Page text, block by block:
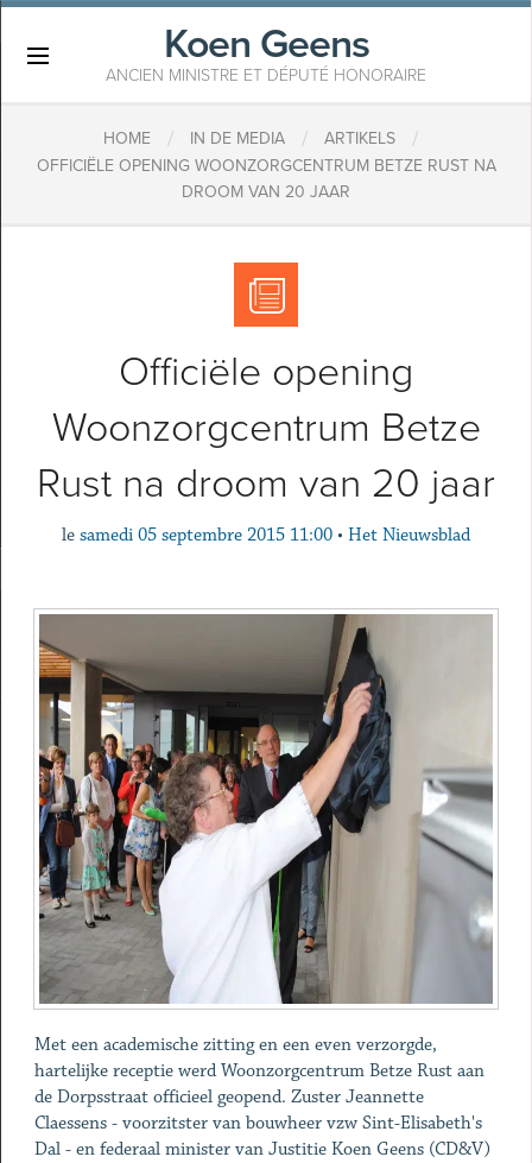
Koen Geens
ANCIEN MINISTRE ET DÉPUTÉ HONORAIRE
HOME / IN DE MEDIA / ARTIKELS /
OFFICIËLE OPENING WOONZORGCENTRUM BETZE RUST NA
DROOM VAN 20 JAAR
Officiële opening
Woonzorgcentrum Betze
Rust na droom van 20 jaar
le samedi 05 septembre 2015 11:00 • Het Nieuwsblad
Met een academische zitting en een even verzorgde,
hartelijke receptie werd Woonzorgcentrum Betze Rust aan
de Dorpsstraat officieel geopend. Zuster Jeannette
Claessens - voorzitster van bouwheer vzw Sint-Elisabeth's
Dal - en federaal minister van Justitie Koen Geens (CD&V)